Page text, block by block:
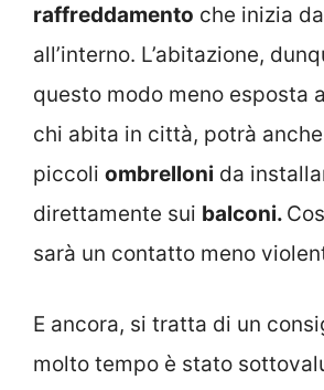
raffreddamento che inizia
all’interno. L’abitazione,
questo modo meno esposta
chi abita in città, potrà
piccoli ombrelloni da
direttamente sui balconi.
sarà un contatto meno
E ancora, si tratta di un
molto tempo è stato